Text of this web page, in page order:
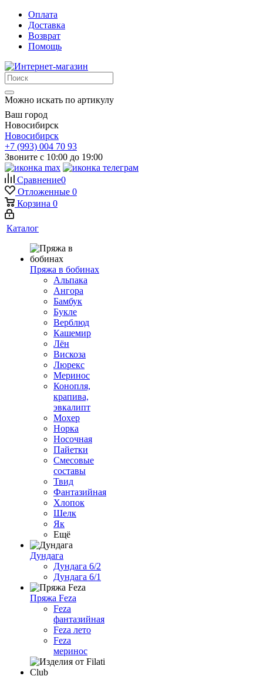
Оплата
Доставка
Возврат
Помощь
Можно искать по артикулу
Ваш город
Новосибирск
Новосибирск
+7 (993) 004 70 93
Звоните с 10:00 до 19:00
Сравнение0
Отложенные 0
Корзина 0
Каталог
Пряжа в бобинах
Альпака
Ангора
Бамбук
Букле
Верблюд
Кашемир
Лён
Вискоза
Люрекс
Меринос
Конопля,
крапива,
эвкалипт
Мохер
Норка
Носочная
Пайетки
Смесовые
составы
Твид
Фантазийная
Хлопок
Шелк
Як
Ещё
Дундага
Дундага 6/2
Дундага 6/1
Пряжа Feza
Feza
фантазийная
Feza лето
Feza
меринос